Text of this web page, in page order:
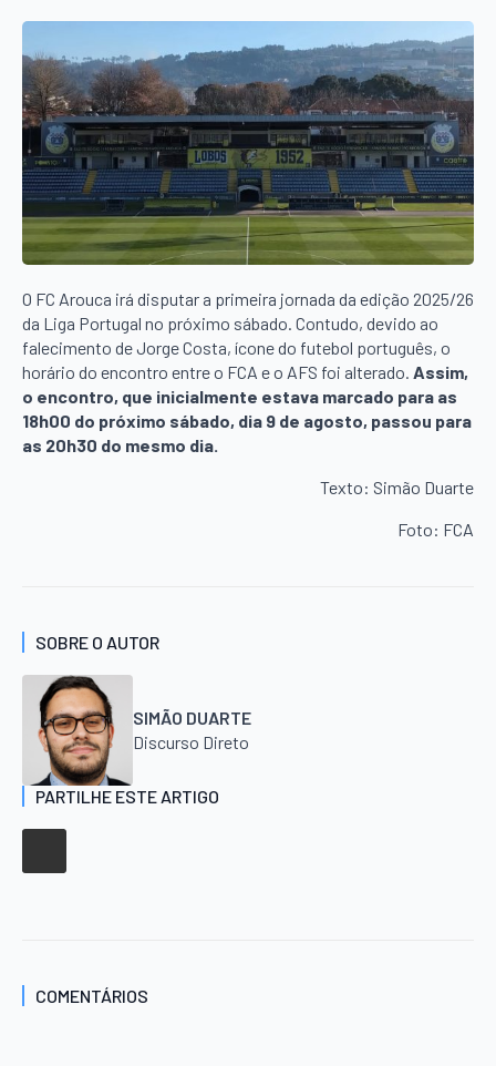
O FC Arouca irá disputar a primeira jornada da edição 2025/26
da Liga Portugal no próximo sábado. Contudo, devido ao
falecimento de Jorge Costa, ícone do futebol português, o
horário do encontro entre o FCA e o AFS foi alterado. Assim,
o encontro, que inicialmente estava marcado para as
18h00 do próximo sábado, dia 9 de agosto, passou para
as 20h30 do mesmo dia.
Texto: Simão Duarte
Foto: FCA
SOBRE O AUTOR
SIMÃO DUARTE
Discurso Direto
PARTILHE ESTE ARTIGO
COMENTÁRIOS